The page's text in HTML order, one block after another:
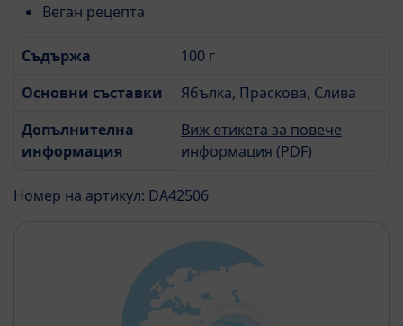
Веган рецепта
Съдържа
100 г
Основни съставки
Ябълка, Праскова, Слива
Допълнителна
информация
Виж етикета за повече
информация (PDF)
Номер на артикул: DA42506